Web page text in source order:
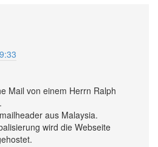
Mail von einem Herrn Ralph
aus Malaysia.
wird die Webseite